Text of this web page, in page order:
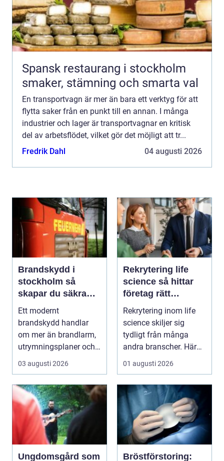
Spansk restaurang i stockholm
smaker, stämning och smarta val
En transportvagn är mer än bara ett verktyg för att
flytta saker från en punkt till en annan. I många
industrier och lager är transportvagnar en kritisk
del av arbetsflödet, vilket gör det möjligt att tr...
Fredrik Dahl
04 augusti 2026
Brandskydd i
stockholm så
skapar du säkra
byggnader på
riktigt
Ett modernt
brandskydd handlar
om mer än brandlarm,
utrymningsplaner och
röda brandsläckare på
vägga...
03 augusti 2026
Rekrytering life
science så hittar
företag rätt
kompetens när
kraven är som
högst
Rekrytering inom life
science skiljer sig
tydligt från många
andra branscher. Här
påverkar varje bes...
01 augusti 2026
Ungdomsgård som
Bröstförstoring: